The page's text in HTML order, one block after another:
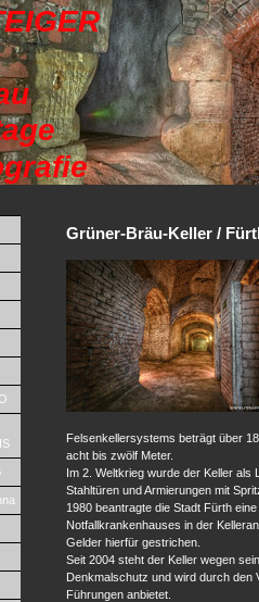
Grüner-Bräu-Keller /
Felsenkellersystems beträgt über
acht bis zwölf Meter.
Im 2. Weltkrieg wurde der Keller
Stahltüren und Armierungen mit
1980 beantragte die Stadt Fürth
Notfallkrankenhauses in der
Gelder hierfür gestrichen.
Seit 2004 steht der Keller wegen
Denkmalschutz und wird durch den
Führungen anbietet.